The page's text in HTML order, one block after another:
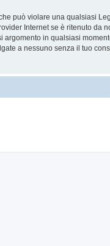
può violare una qualsiasi
Internet se è ritenuto da
in qualsiasi
a nessuno senza il tuo